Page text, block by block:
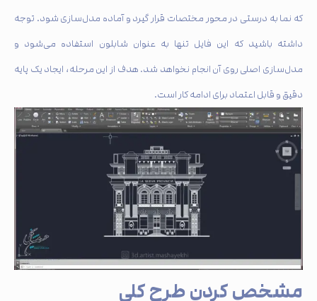
که نما به درستی در محور مختصات قرار گیرد و آماده مدل‌سازی شود. توجه
داشته باشید که این فایل تنها به عنوان شابلون استفاده می‌شود و
مدل‌سازی اصلی روی آن انجام نخواهد شد. هدف از این مرحله، ایجاد یک پایه
دقیق و قابل اعتماد برای ادامه کار است.
مشخص کردن طرح کلی